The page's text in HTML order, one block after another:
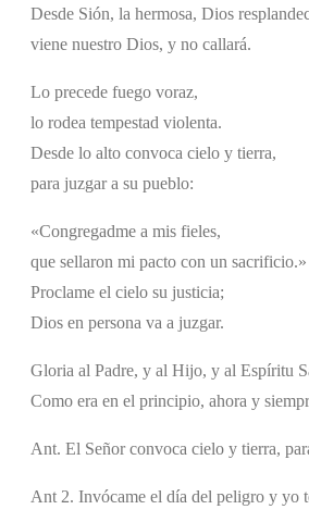
Desde Sión, la hermosa, Dios
viene nuestro Dios, y no callará.
Lo precede fuego voraz,
lo rodea tempestad violenta.
Desde lo alto convoca cielo y tierra,
para juzgar a su pueblo:
«Congregadme a mis fieles,
que sellaron mi pacto con un sacrificio.»
Proclame el cielo su justicia;
Dios en persona va a juzgar.
Gloria al Padre, y al Hijo, y al Espíritu
Como era en el principio, ahora y
Ant. El Señor convoca cielo y tierra,
Ant 2. Invócame el día del peligro y yo